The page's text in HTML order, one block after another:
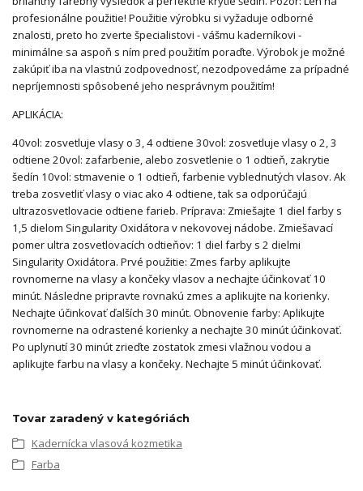
profesionálne použitie! Použitie výrobku si vyžaduje odborné
znalosti, preto ho zverte špecialistovi - vášmu kaderníkovi -
minimálne sa aspoň s ním pred použitím poraďte. Výrobok je možné
zakúpiť iba na vlastnú zodpovednosť, nezodpovedáme za prípadné
nepríjemnosti spôsobené jeho nesprávnym použitím!
APLIKÁCIA:
40vol: zosvetluje vlasy o 3, 4 odtiene 30vol: zosvetluje vlasy o 2, 3
odtiene 20vol: zafarbenie, alebo zosvetlenie o 1 odtieň, zakrytie
šedín 10vol: stmavenie o 1 odtieň, farbenie vyblednutých vlasov. Ak
treba zosvetliť vlasy o viac ako 4 odtiene, tak sa odporúčajú
ultrazosvetlovacie odtiene farieb. Príprava: Zmiešajte 1 diel farby s
1,5 dielom Singularity Oxidátora v nekovovej nádobe. Zmiešavací
pomer ultra zosvetlovacích odtieňov: 1 diel farby s 2 dielmi
Singularity Oxidátora. Prvé použitie: Zmes farby aplikujte
rovnomerne na vlasy a končeky vlasov a nechajte účinkovať 10
minút. Následne pripravte rovnakú zmes a aplikujte na korienky.
Nechajte účinkovať ďalších 30 minút. Obnovenie farby: Aplikujte
rovnomerne na odrastené korienky a nechajte 30 minút účinkovať.
Po uplynutí 30 minút zrieďte zostatok zmesi vlažnou vodou a
aplikujte farbu na vlasy a končeky. Nechajte 5 minút účinkovať.
Tovar zaradený v kategóriách
Kadernícka vlasová kozmetika
Farba